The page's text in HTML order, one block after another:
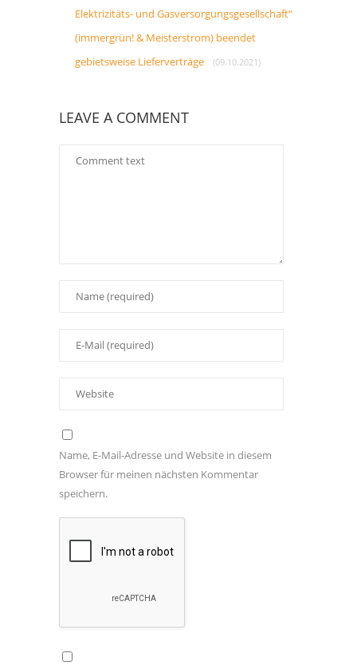
Elektrizitäts- und Gasversorgungsgesellschaft“
(immergrün! & Meisterstrom) beendet
gebietsweise Lieferverträge
(09.10.2021)
LEAVE A COMMENT
Name, E-Mail-Adresse und Website in diesem
Browser für meinen nächsten Kommentar
speichern.